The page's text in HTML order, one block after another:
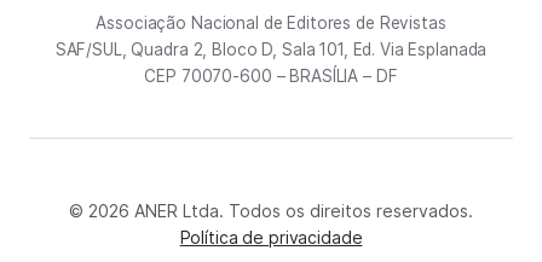
Associação Nacional de Editores de Revistas
SAF/SUL, Quadra 2, Bloco D, Sala 101, Ed. Via Esplanada
CEP 70070-600 – BRASÍLIA – DF
© 2026 ANER Ltda. Todos os direitos reservados.
Política de privacidade